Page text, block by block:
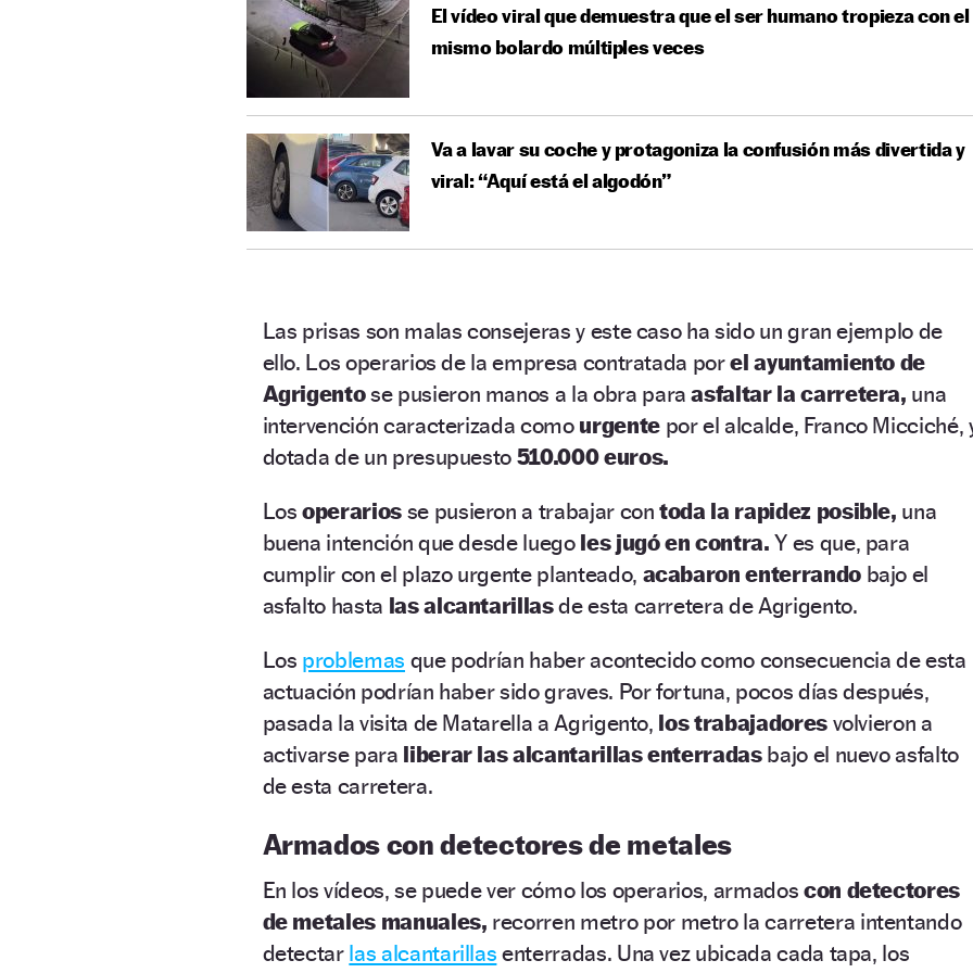
El vídeo viral que demuestra que el ser humano tropieza con el
mismo bolardo múltiples veces
Va a lavar su coche y protagoniza la confusión más divertida y
viral: “Aquí está el algodón”
Las prisas son malas consejeras y este caso ha sido un gran ejemplo de
ello. Los operarios de la empresa contratada porel ayuntamiento de
Agrigentose pusieron manos a la obra paraasfaltar la carretera, una
intervención caracterizada como urgente por el alcalde, Franco Micciché,
dotada de un presupuesto 510.000 euros.
Losoperariosse pusieron a trabajar contoda la rapidez posible, una
buena intención que desde luego les jugó en contra. Y es que, para
cumplir con el plazo urgente planteado, acabaron enterrandobajo el
asfalto hasta las alcantarillasde esta carretera de Agrigento.
Los problemas que podrían haber acontecido como consecuencia de esta
actuación podrían haber sido graves. Por fortuna, pocos días después,
pasada la visita de Matarella a Agrigento, los trabajadores volvieron a
activarse para liberar las alcantarillas enterradasbajo el nuevo asfalto
de esta carretera.
Armados con detectores de metales
En los vídeos, se puede ver cómo los operarios, armados con detectores
de metales manuales, recorren metro por metro la carretera intentando
detectar las alcantarillas enterradas. Una vez ubicada cada tapa, los